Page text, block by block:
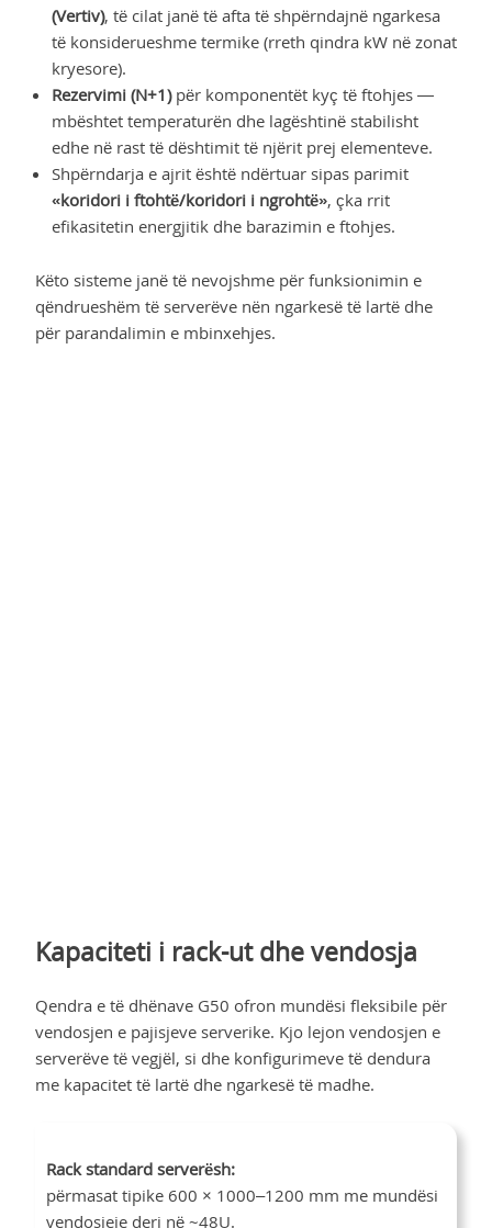
(Vertiv), të cilat janë të afta të shpërndajnë ngarkesa
të konsiderueshme termike (rreth qindra kW në zonat
kryesore).
Rezervimi (N+1)për komponentët kyç të ftohjes —
mbështet temperaturën dhe lagështinë stabilisht
edhe në rast të dështimit të njërit prej elementeve.
Shpërndarja e ajrit është ndërtuar sipas parimit
«koridori i ftohtë/koridori i ngrohtë», çka rrit
efikasitetin energjitik dhe barazimin e ftohjes.
Këto sisteme janë të nevojshme për funksionimin e
qëndrueshëm të serverëve nën ngarkesë të lartë dhe
për parandalimin e mbinxehjes.
Kapaciteti i rack-ut dhe vendosja
Qendra e të dhënave G50 ofron mundësi fleksibile për
vendosjen e pajisjeve serverike. Kjo lejon vendosjen e
serverëve të vegjël, si dhe konfigurimeve të dendura
me kapacitet të lartë dhe ngarkesë të madhe.
Rack standard serverësh:
përmasat tipike 600 × 1000–1200 mm me mundësi
vendosjeje deri në ~48U.